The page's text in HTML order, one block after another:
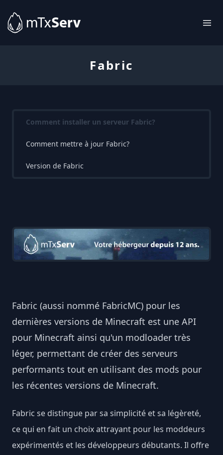
Fabric
Comment installer un serveur Fabric?
Comment mettre à jour Fabric?
Version de Fabric
Fabric (aussi nommé FabricMC) pour les
dernières versions de Minecraft est une API
pour Minecraft ainsi qu'un modloader très
léger, permettant de créer des serveurs
performants tout en utilisant des mods pour
les récentes versions de Minecraft.
Fabric se distingue par sa simplicité et sa légèreté,
ce qui en fait un choix attrayant pour les moddeurs
expérimentés et les développeurs débutants. Il offre